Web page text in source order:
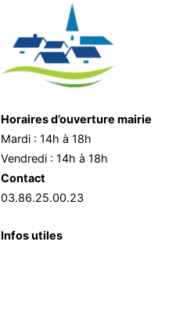
Horaires d’ouverture mairie
Mardi : 14h à 18h
Vendredi : 14h à 18h
Contact
03.86.25.00.23
Infos utiles